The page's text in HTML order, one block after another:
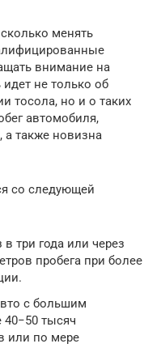
менять
внимание на
не только об
тосола, но и о таких
автомобиля,
а также новизна
со следующей
три года или через
пробега при более
с большим
тысяч
или по мере